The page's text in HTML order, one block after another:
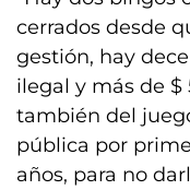
cerrados desde
gestión, hay
ilegal y más de $
también del
pública por
años, para no